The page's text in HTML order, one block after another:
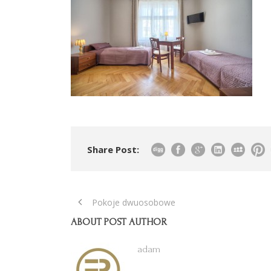
Share Post:
Pokoje dwuosobowe
ABOUT POST AUTHOR
adam